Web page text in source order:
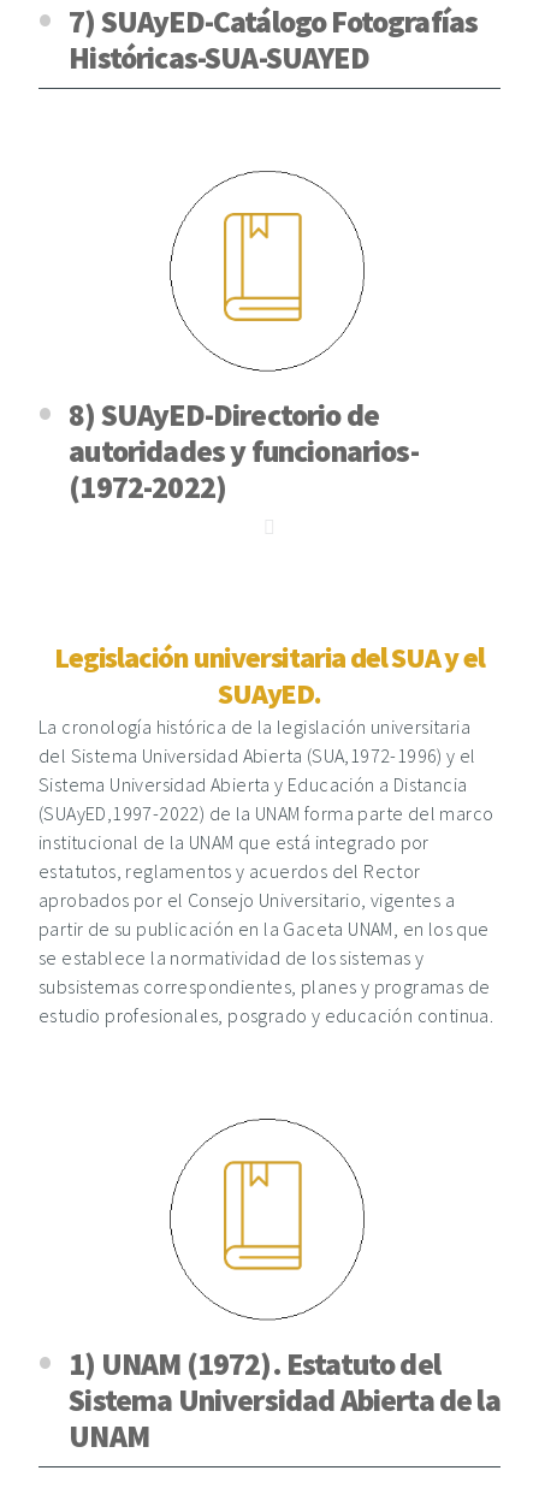
7) SUAyED-Catálogo Fotografías
Históricas-SUA-SUAYED
8) SUAyED-Directorio de
autoridades y funcionarios-
(1972-2022)
Legislación universitaria del SUA y el
SUAyED.
La cronología histórica de la legislación universitaria
del Sistema Universidad Abierta (SUA,1972-1996) y el
Sistema Universidad Abierta y Educación a Distancia
(SUAyED,1997-2022) de la UNAM forma parte del marco
institucional de la UNAM que está integrado por
estatutos, reglamentos y acuerdos del Rector
aprobados por el Consejo Universitario, vigentes a
partir de su publicación en la Gaceta UNAM, en los que
se establece la normatividad de los sistemas y
subsistemas correspondientes, planes y programas de
estudio profesionales, posgrado y educación continua.
1) UNAM (1972). Estatuto del
Sistema Universidad Abierta de la
UNAM